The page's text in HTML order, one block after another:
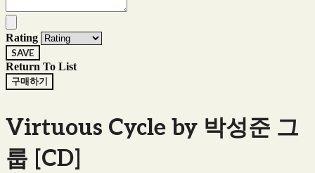
Rating
SAVE
Return To List
구매하기
Virtuous Cycle by 박성준 그
룹 [CD]